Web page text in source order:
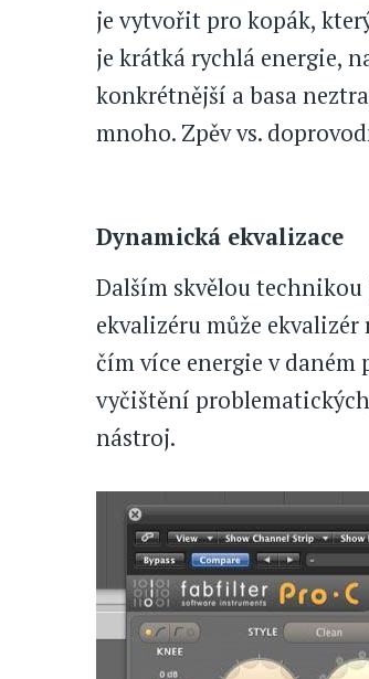
je vytvořit pro kopák,
je krátká rychlá energie,
konkrétnější a basa
mnoho. Zpěv vs.
Dynamická ekvalizace
Dalším skvělou
ekvalizéru může
čím více energie v daném
vyčištění
nástroj.